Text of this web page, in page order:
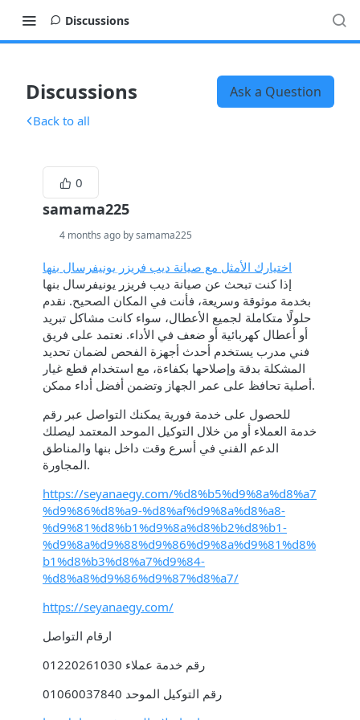
Discussions
Discussions Ask a Question
Back to all
0
samama225
4 months ago by samama225
اختيارك الأمثل مع صيانة ديب فريزر يونيفرسال بنها
إذا كنت تبحث عن صيانة ديب فريزر يونيفرسال بنها
بخدمة موثوقة وسريعة، فأنت في المكان الصحيح. نقدم
حلولًا متكاملة لجميع الأعطال، سواء كانت مشاكل تبريد
أو أعطال كهربائية أو ضعف في الأداء. نعتمد على فريق
فني مدرب يستخدم أحدث أجهزة الفحص لضمان تحديد
المشكلة بدقة وإصلاحها بكفاءة، مع استخدام قطع غيار
أصلية تحافظ على عمر الجهاز وتضمن أفضل أداء ممكن.
للحصول على خدمة فورية يمكنك التواصل عبر رقم
خدمة العملاء أو من خلال التوكيل الموحد المعتمد ليصلك
الدعم الفني في أسرع وقت داخل بنها والمناطق
المجاورة.
https://seyanaegy.com/%d8%b5%d9%8a%d8%a7
%d9%86%d8%a9-%d8%af%d9%8a%d8%a8-
%d9%81%d8%b1%d9%8a%d8%b2%d8%b1-
%d9%8a%d9%88%d9%86%d9%8a%d9%81%d8%
b1%d8%b3%d8%a7%d9%84-
%d8%a8%d9%86%d9%87%d8%a7/
https://seyanaegy.com/
ارقام التواصل
رقم خدمة عملاء 01220261030
رقم التوكيل الموحد 01060037840